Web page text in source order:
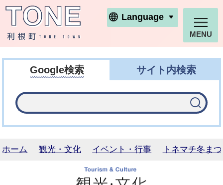
利根町ホームページ
Language
MENU
Google検索 サイト内検索
ホーム 観光・文化 イベント・行事 トネマチ冬ま